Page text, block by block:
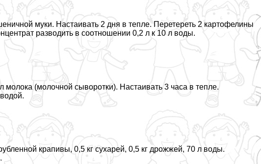
муки. Настаивать 2 дня в тепле. Перетереть 2 картофелины
разводить в соотношении 0,2 л к 10 л воды.
(молочной сыворотки). Настаивать 3 часа в тепле.
крапивы, 0,5 кг сухарей, 0,5 кг дрожжей, 70 л воды.